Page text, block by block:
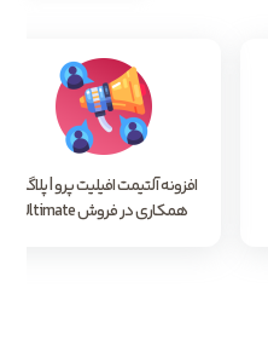
افزونه آلتیمت افیلیت پرو | پلاگین
همکاری در فروش Ultimate